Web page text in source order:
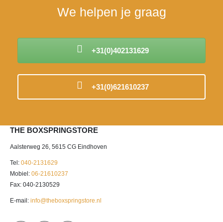
We helpen je graag
+31(0)402131629
+31(0)621610237
THE BOXSPRINGSTORE
Aalsterweg 26, 5615 CG Eindhoven
Tel: 040-2131629
Mobiel: 06-21610237
Fax: 040-2130529
E-mail: info@theboxspringstore.nl